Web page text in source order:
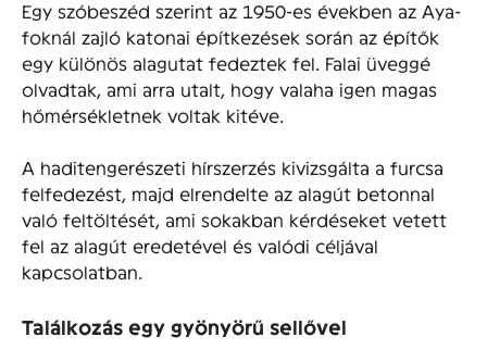
Egy szóbeszéd szerint az 1950-es években az Aya-
foknál zajló katonai építkezések során az építők
egy különös alagutat fedeztek fel. Falai üveggé
olvadtak, ami arra utalt, hogy valaha igen magas
hőmérsékletnek voltak kitéve.
A haditengerészeti hírszerzés kivizsgálta a furcsa
felfedezést, majd elrendelte az alagút betonnal
való feltöltését, ami sokakban kérdéseket vetett
fel az alagút eredetével és valódi céljával
kapcsolatban.
Találkozás egy gyönyörű sellővel